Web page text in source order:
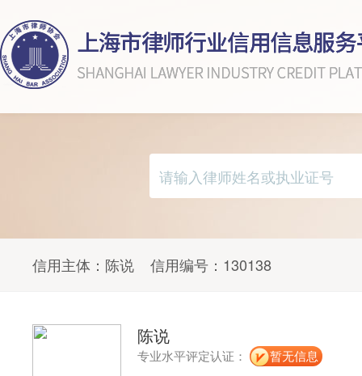
信用主体： 陈说 信用编号： 130138
陈说
专业水平评定认证：
暂无信息